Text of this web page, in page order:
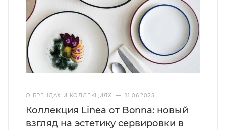
О БРЕНДАХ И КОЛЛЕКЦИЯХ — 11.06.2025
Коллекция Linea от Bonna: новый
взгляд на эстетику сервировки в